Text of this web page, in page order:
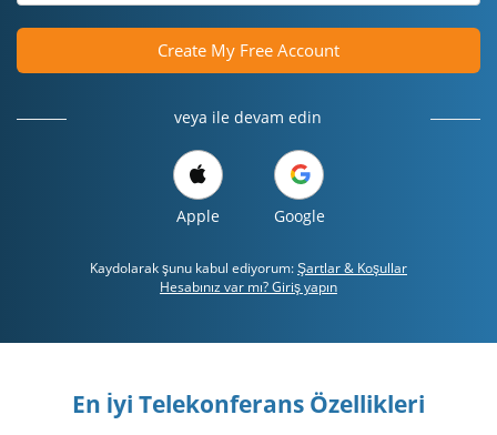
Create My Free Account
veya ile devam edin
Apple Google
Kaydolarak şunu kabul ediyorum:Şartlar & Koşullar
Hesabınız var mı? Giriş yapın
En İyi Telekonferans Özellikleri